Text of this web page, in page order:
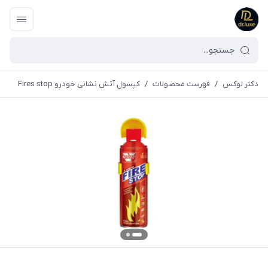
دکتر لوکس / فهرست محصولات / کپسول آتش نشانی خودرو Fires stop